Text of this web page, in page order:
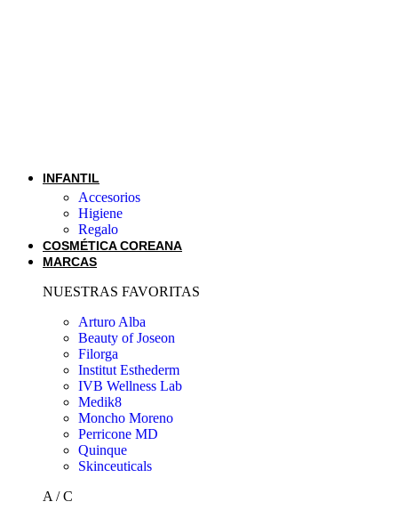
INFANTIL
Accesorios
Higiene
Regalo
COSMÉTICA COREANA
MARCAS
NUESTRAS FAVORITAS
Arturo Alba
Beauty of Joseon
Filorga
Institut Esthederm
IVB Wellness Lab
Medik8
Moncho Moreno
Perricone MD
Quinque
Skinceuticals
A / C